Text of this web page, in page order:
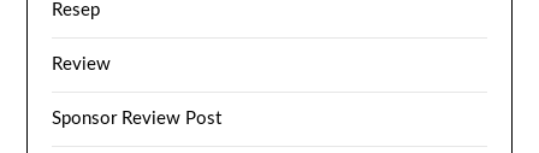
Resep
Review
Sponsor Review Post